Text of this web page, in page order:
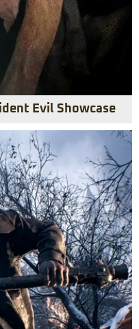
Evil Showcase